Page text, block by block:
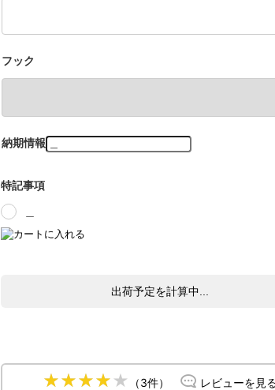
フック
納期情報
特記事項
出荷予定を計算中...
（3件） レビューを見